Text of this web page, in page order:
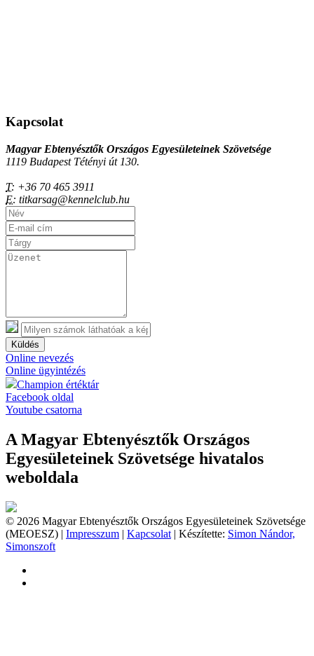
Kapcsolat
Magyar Ebtenyésztők Országos Egyesületeinek Szövetsége
1119 Budapest Tétényi út 130.
T: +36 70 465 3911
E: titkarsag@kennelclub.hu
Küldés
Online nevezés
Online ügyintézés
Champion értéktár
Facebook oldal
Youtube csatorna
A Magyar Ebtenyésztők Országos
Egyesületeinek Szövetsége hivatalos
weboldala
© 2026 Magyar Ebtenyésztők Országos Egyesületeinek Szövetsége
(MEOESZ) | Impresszum | Kapcsolat | Készítette: Simon Nándor,
Simonszoft